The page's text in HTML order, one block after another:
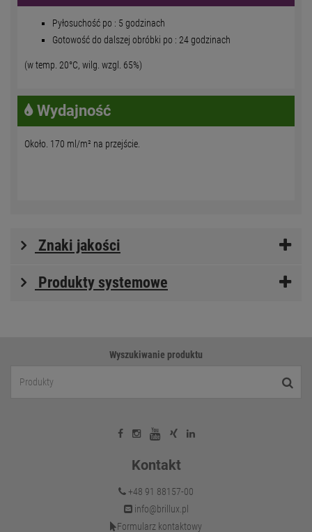
Pyłosuchość po : 5 godzinach
Gotowość do dalszej obróbki po : 24 godzinach
(w temp. 20°C, wilg. wzgl. 65%)
Wydajność
Około. 170 ml/m² na przejście.
Znaki jakości
Produkty systemowe
Wyszukiwanie produktu
Kontakt
+48 91 88157-00
info@brillux.pl
Formularz kontaktowy